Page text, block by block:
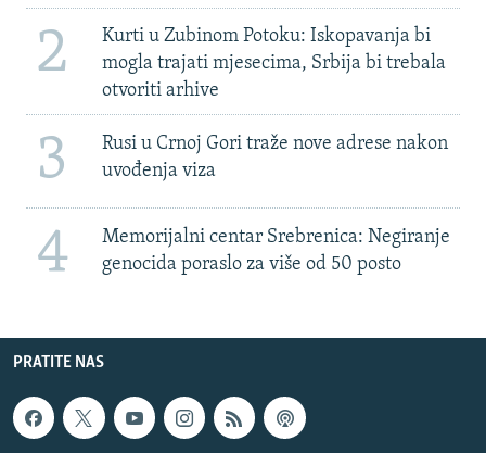
2
Kurti u Zubinom Potoku: Iskopavanja bi
mogla trajati mjesecima, Srbija bi trebala
otvoriti arhive
3
Rusi u Crnoj Gori traže nove adrese nakon
uvođenja viza
4
Memorijalni centar Srebrenica: Negiranje
genocida poraslo za više od 50 posto
PRATITE NAS